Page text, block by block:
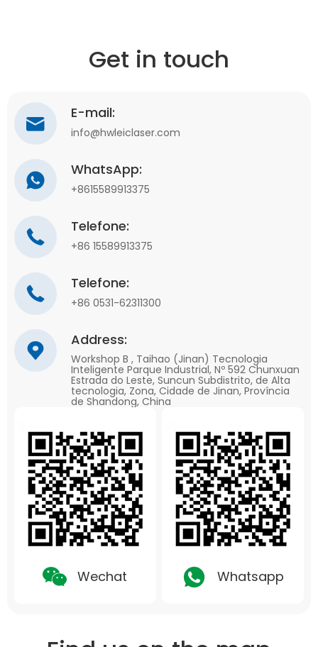
Get in touch
E-mail:
info@hwleiclaser.com
WhatsApp:
+8615589913375
Telefone:
+86 15589913375
Telefone:
+86 0531-62311300
Address:
Workshop B , Taihao (Jinan) Tecnologia
Inteligente Parque Industrial, Nº 592 Chunxuan
Estrada do Leste, Suncun Subdistrito, de Alta
tecnologia, Zona, Cidade de Jinan, Província
de Shandong, China
Wechat Whatsapp